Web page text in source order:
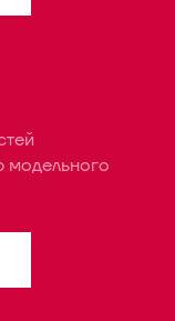
модельного